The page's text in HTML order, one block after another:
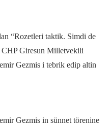
“Rozetleri taktik. Simdi de
CHP Giresun Milletvekili
Gezmis i tebrik edip altin
Gezmis in sünnet törenine